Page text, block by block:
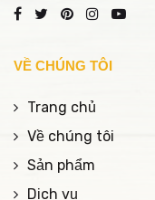
VỀ CHÚNG TÔI
Trang chủ
Về chúng tôi
Sản phẩm
Dịch vụ